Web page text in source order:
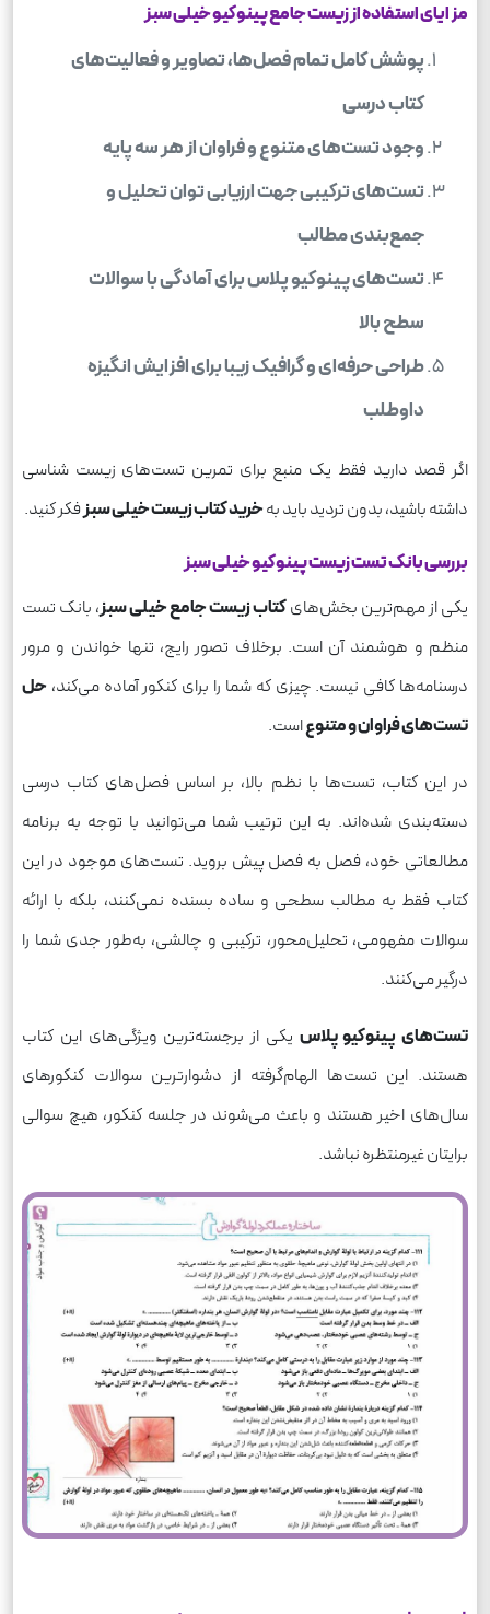
مزایای استفاده از زیست جامع پینوکیو خیلی سبز
پوشش کامل تمام فصل‌ها، تصاویر و فعالیت‌های
کتاب درسی
وجود تست‌های متنوع و فراوان از هر سه پایه
تست‌های ترکیبی جهت ارزیابی توان تحلیل و
جمع‌بندی مطالب
تست‌های پینوکیو پلاس برای آمادگی با سوالات
سطح بالا
طراحی حرفه‌ای و گرافیک زیبا برای افزایش انگیزه
داوطلب
اگر قصد دارید فقط یک منبع برای تمرین تست‌های زیست شناسی
داشته باشید، بدون تردید باید بهخرید کتاب زیست خیلی سبزفکر کنید.
بررسی بانک تست زیست پینوکیو خیلی سبز
یکی از مهم‌ترین بخش‌هایکتاب زیست جامع خیلی سبز، بانک تست
منظم و هوشمند آن است. برخلاف تصور رایج، تنها خواندن و مرور
درسنامه‌ها کافی نیست. چیزی که شما را برای کنکور آماده می‌کند، حل
تست‌های فراوان و متنوعاست.
در این کتاب، تست‌ها با نظم بالا، بر اساس فصل‌های کتاب درسی
دسته‌بندی شده‌اند. به این ترتیب شما می‌توانید با توجه به برنامه
مطالعاتی خود، فصل به فصل پیش بروید. تست‌های موجود در این
کتاب فقط به مطالب سطحی و ساده بسنده نمی‌کنند، بلکه با ارائه
سوالات مفهومی، تحلیل‌محور، ترکیبی و چالشی، به‌طور جدی شما را
درگیر می‌کنند.
تست‌های پینوکیو پلاس یکی از برجسته‌ترین ویژگی‌های این کتاب
هستند. این تست‌ها الهام‌گرفته از دشوارترین سوالات کنکورهای
سال‌های اخیر هستند و باعث می‌شوند در جلسه کنکور، هیچ سوالی
برایتان غیرمنتظره نباشد.